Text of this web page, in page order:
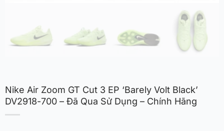
Nike Air Zoom GT Cut 3 EP ‘Barely Volt Black’
DV2918-700 – Đã Qua Sử Dụng – Chính Hãng